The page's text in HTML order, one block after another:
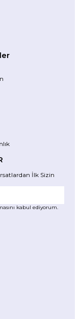
İlk Sizin
kabul ediyorum.